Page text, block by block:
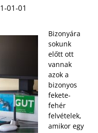
01-01
Bizonyára
sokunk
előtt ott
vannak
azok a
bizonyos
fekete-
fehér
felvételek,
amikor egy